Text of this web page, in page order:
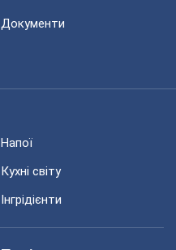
Документи
Напої
Кухні світу
Інгрідієнти